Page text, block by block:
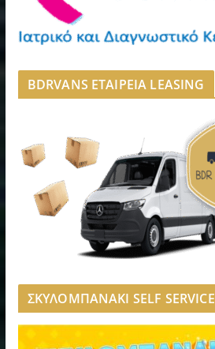
BDRVANS ΕΤΑΙΡΕΙΑ LEASING
ΣΚΥΛΟΜΠΑΝΑΚΙ SELF SERVICE